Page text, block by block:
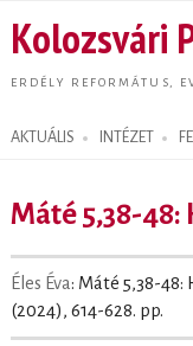
Kolozsvári
ERDÉLY REFORMÁTUS,
AKTUÁLIS INTÉZET
Search form
Máté 5,38-
Éles Éva: Máté 5,38-
(2024), 614-628. pp.